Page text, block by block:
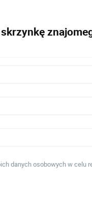
danych osobowych w celu